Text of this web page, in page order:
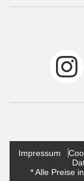
Impressum
* Alle Preise